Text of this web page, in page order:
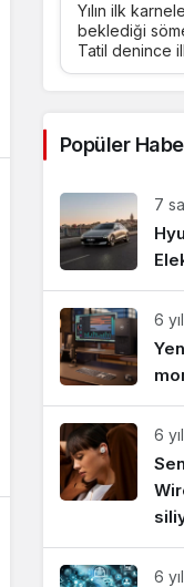
Yılın ilk
beklediği
Tatil denince
Popüler
7
6
6
6